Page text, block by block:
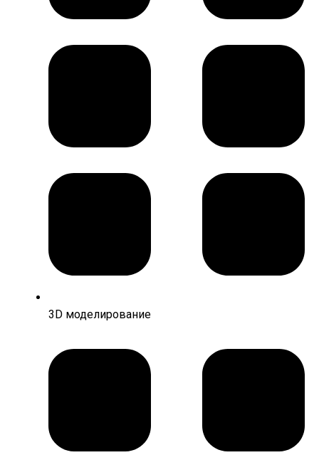
3D моделирование